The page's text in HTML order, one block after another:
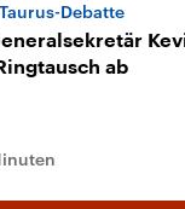
Taurus-Debatte
ab